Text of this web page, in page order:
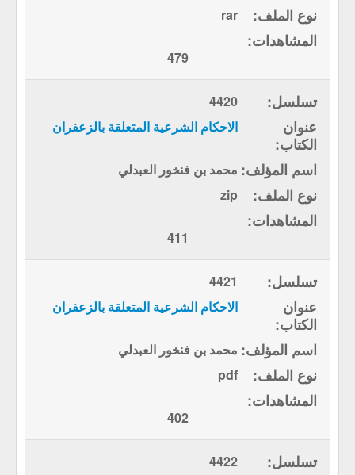
rar
479
4420
الاحكام الشرعية المتعلقة بالزعفران
محمد بن فنخور العبدلي
zip
411
4421
الاحكام الشرعية المتعلقة بالزعفران
محمد بن فنخور العبدلي
pdf
402
4422